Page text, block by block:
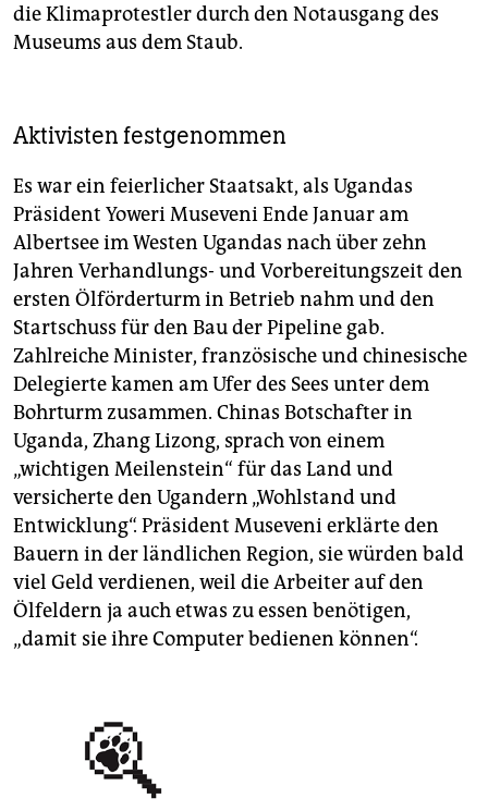
die Klimaprotestler durch den Notausgang des
Museums aus dem Staub.
Aktivisten festgenommen
Es war ein feierlicher Staatsakt, als Ugandas
Präsident Yoweri Museveni Ende Januar am
Albertsee im Westen Ugandas nach über zehn
Jahren Verhandlungs- und Vorbereitungszeit den
ersten Ölförderturm in Betrieb nahm und den
Startschuss für den Bau der Pipeline gab.
Zahlreiche Minister, französische und chinesische
Delegierte kamen am Ufer des Sees unter dem
Bohrturm zusammen. Chinas Botschafter in
Uganda, Zhang Lizong, sprach von einem
„wichtigen Meilenstein“ für das Land und
versicherte den Ugandern „Wohlstand und
Entwicklung“. Präsident Museveni erklärte den
Bauern in der ländlichen Region, sie würden bald
viel Geld verdienen, weil die Arbeiter auf den
Ölfeldern ja auch etwas zu essen benötigen,
„damit sie ihre Computer bedienen können“.